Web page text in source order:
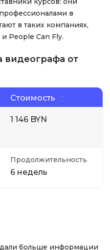
в
в таких компаниях,
People Can Fly.
видеографа от
Стоимость
1 146 BYN
Продолжительность
6 недель
больше информации